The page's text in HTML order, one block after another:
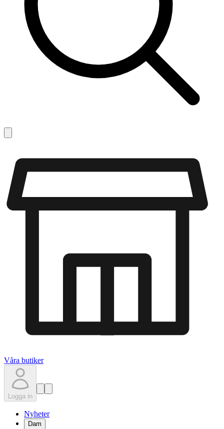
Våra butiker
Logga in
Nyheter
Dam